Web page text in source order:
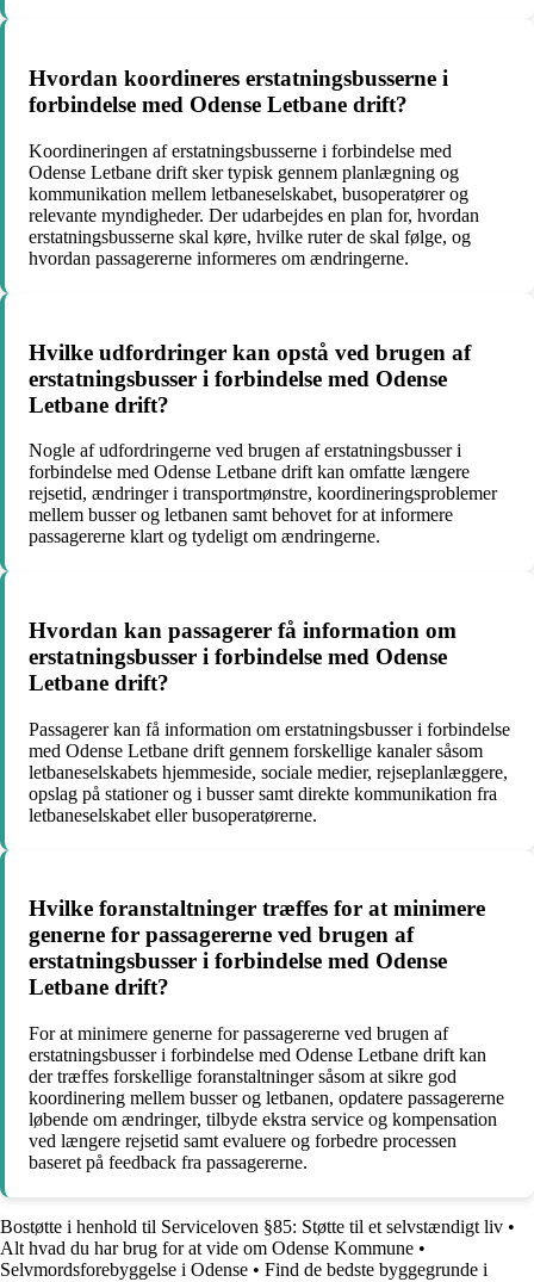
Hvordan koordineres erstatningsbusserne i
forbindelse med Odense Letbane drift?
Koordineringen af erstatningsbusserne i forbindelse med
Odense Letbane drift sker typisk gennem planlægning og
kommunikation mellem letbaneselskabet, busoperatører og
relevante myndigheder. Der udarbejdes en plan for, hvordan
erstatningsbusserne skal køre, hvilke ruter de skal følge, og
hvordan passagererne informeres om ændringerne.
Hvilke udfordringer kan opstå ved brugen af
erstatningsbusser i forbindelse med Odense
Letbane drift?
Nogle af udfordringerne ved brugen af erstatningsbusser i
forbindelse med Odense Letbane drift kan omfatte længere
rejsetid, ændringer i transportmønstre, koordineringsproblemer
mellem busser og letbanen samt behovet for at informere
passagererne klart og tydeligt om ændringerne.
Hvordan kan passagerer få information om
erstatningsbusser i forbindelse med Odense
Letbane drift?
Passagerer kan få information om erstatningsbusser i forbindelse
med Odense Letbane drift gennem forskellige kanaler såsom
letbaneselskabets hjemmeside, sociale medier, rejseplanlæggere,
opslag på stationer og i busser samt direkte kommunikation fra
letbaneselskabet eller busoperatørerne.
Hvilke foranstaltninger træffes for at minimere
generne for passagererne ved brugen af
erstatningsbusser i forbindelse med Odense
Letbane drift?
For at minimere generne for passagererne ved brugen af
erstatningsbusser i forbindelse med Odense Letbane drift kan
der træffes forskellige foranstaltninger såsom at sikre god
koordinering mellem busser og letbanen, opdatere passagererne
løbende om ændringer, tilbyde ekstra service og kompensation
ved længere rejsetid samt evaluere og forbedre processen
baseret på feedback fra passagererne.
Bostøtte i henhold til Serviceloven §85: Støtte til et selvstændigt liv •
Alt hvad du har brug for at vide om Odense Kommune •
Selvmordsforebyggelse i Odense • Find de bedste byggegrunde i